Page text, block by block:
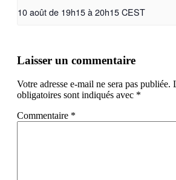
10 août de 19h15à20h15CEST
Laisser un commentaire
Votre adresse e-mail ne sera pas publiée.
obligatoires sont indiqués avec *
Commentaire *